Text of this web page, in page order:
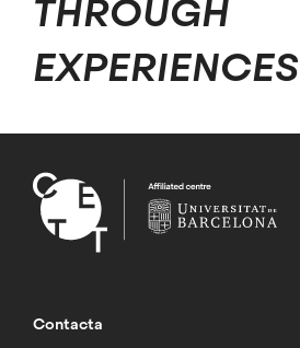
THROUGH
EXPERIENCES
Contacta